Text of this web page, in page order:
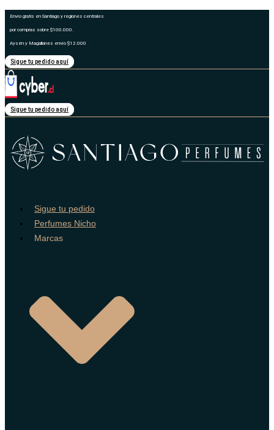
contenido
Envío gratis en Santiago y regiones centrales
por compras sobre $100.000.
Aysén y Magallanes envío $12.000
Sigue tu pedido aquí
Sigue tu pedido aquí
Sigue tu pedido
Perfumes Nicho
Marcas